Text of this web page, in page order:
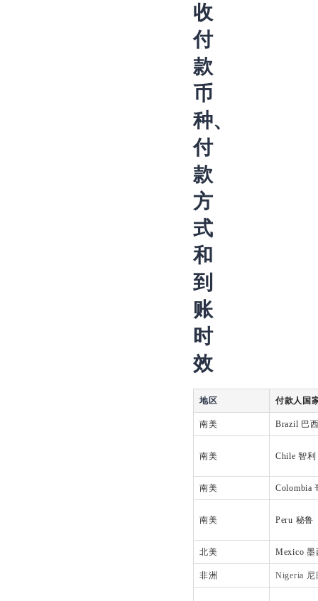
收
付
款
币
种、
付
款
方
式
和
到
账
时
效
地区 付款人国
南美 Brazil 巴
南美 Chile 智利
南美 Colombia
南美 Peru 秘鲁
北美 Mexico 墨
非洲 Nigeria 尼